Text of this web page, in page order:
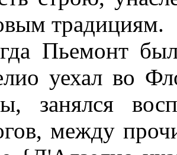
традициям.
Пьемонт был
уехал во
занялся
между